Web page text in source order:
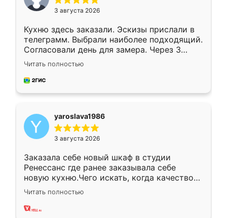
3 августа 2026
Кухню здесь заказали. Эскизы прислали в
телеграмм. Выбрали наиболее подходящий.
Согласовали день для замера. Через 3
недели кухня была уже готова. Остались
довольны работой. Спасибо Ренессанс
мебель за качественную работу!
Читать полностью
yaroslava1986
3 августа 2026
Заказала себе новый шкаф в студии
Ренессанс где ранее заказывала себе
новую кухню.Чего искать, когда качеством
вполне довольна. Служит кухня уже почти
два года, нареканий нет.
Читать полностью